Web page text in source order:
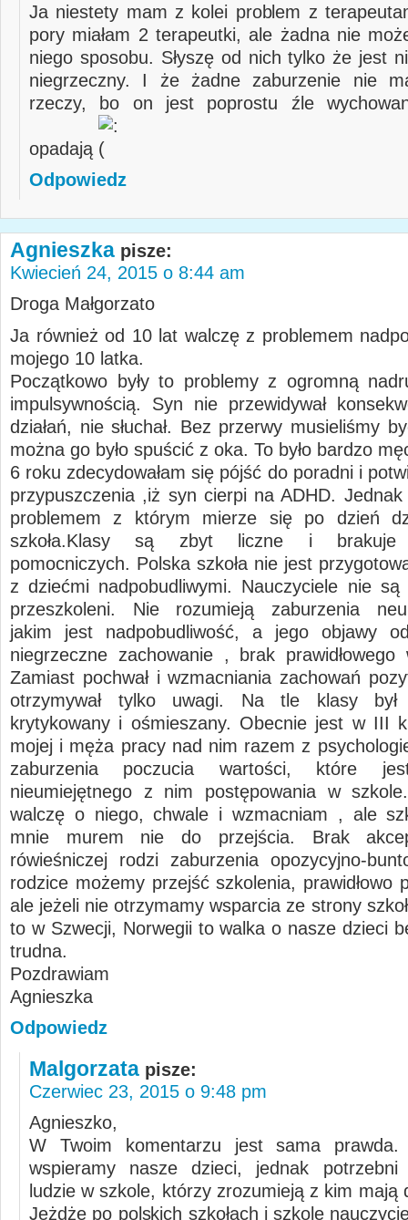
Ja niestety mam z kolei problem z
pory miałam 2 terapeutki, ale żadna nie
niego sposobu. Słyszę od nich tylko że jest
niegrzeczny. I że żadne zaburzenie nie
rzeczy, bo on jest poprostu źle
opadają
Odpowiedz
Agnieszka pisze:
Kwiecień 24, 2015 o 8:44 am
Droga Małgorzato
Ja również od 10 lat walczę z problemem
mojego 10 latka.
Początkowo były to problemy z ogromną
impulsywnością. Syn nie przewidywał
działań, nie słuchał. Bez przerwy musieliśmy
można go było spuścić z oka. To było bardzo
6 roku zdecydowałam się pójść do poradni i
przypuszczenia ,iż syn cierpi na ADHD. Jednak
problemem z którym mierze się po dzień
szkoła.Klasy są zbyt liczne i brakuje
pomocniczych. Polska szkoła nie jest
z dziećmi nadpobudliwymi. Nauczyciele nie są
przeszkoleni. Nie rozumieją zaburzenia
jakim jest nadpobudliwość, a jego objawy
niegrzeczne zachowanie , brak prawidłowego
Zamiast pochwał i wzmacniania zachowań
otrzymywał tylko uwagi. Na tle klasy był
krytykowany i ośmieszany. Obecnie jest w III
mojej i męża pracy nad nim razem z
zaburzenia poczucia wartości, które
nieumiejętnego z nim postępowania w
walczę o niego, chwale i wzmacniam , ale
mnie murem nie do przejścia. Brak
rówieśniczej rodzi zaburzenia opozycyjno-
rodzice możemy przejść szkolenia, prawidłowo
ale jeżeli nie otrzymamy wsparcia ze strony
to w Szwecji, Norwegii to walka o nasze dzieci
trudna.
Pozdrawiam
Agnieszka
Odpowiedz
Malgorzata pisze:
Czerwiec 23, 2015 o 9:48 pm
Agnieszko,
W Twoim komentarzu jest sama
wspieramy nasze dzieci, jednak potrzebni
ludzie w szkole, którzy zrozumieją z kim mają
Jeżdżę po polskich szkołach i szkolę